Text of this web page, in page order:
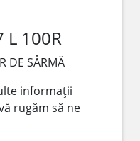
L 100R
DE SÂRMĂ
informații
rugăm să ne